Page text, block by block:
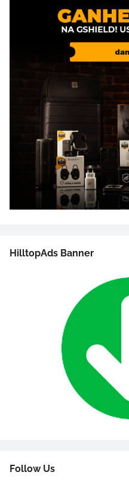
HilltopAds Banner
Follow Us